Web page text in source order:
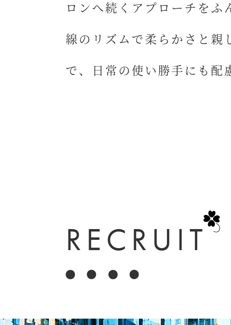
ロンへ続くアプローチをふ
線のリズムで柔らかさと親
で、日常の使い勝手にも配
RECRUIT